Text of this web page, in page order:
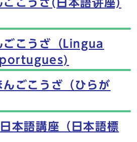
ごこうざ(日本語讲座)
ごこうざ（Lingua
ごこうざ（ひらが
本語講座（日本語標